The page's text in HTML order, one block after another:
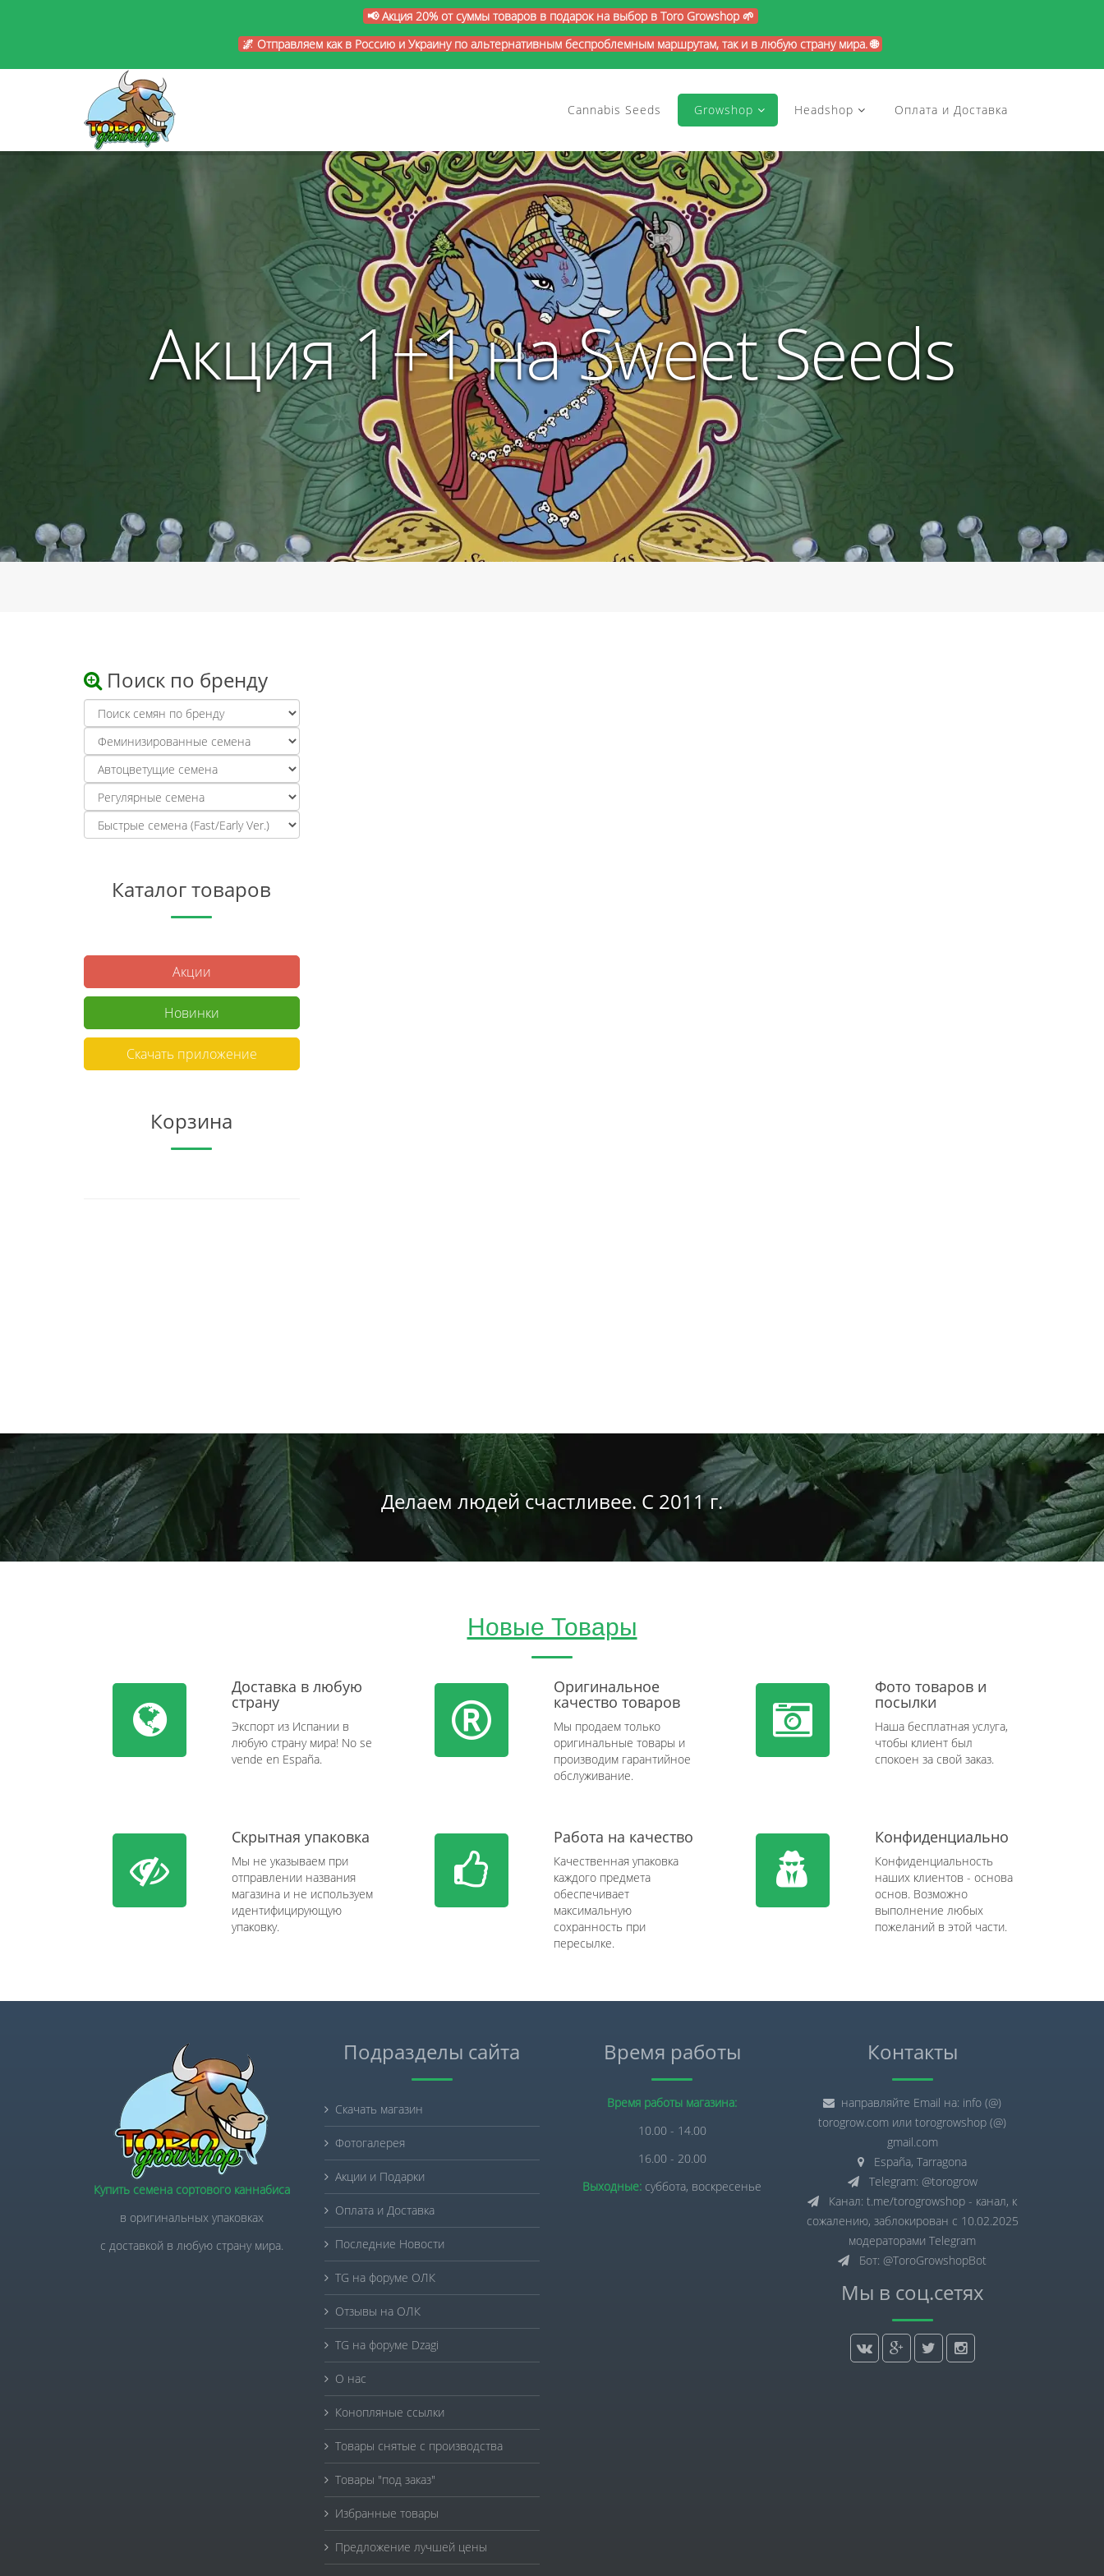
📢 Акция 20% от суммы товаров в подарок на выбор в Toro Growshop 🌱
🌌 Отправляем как в Россию и Украину по альтернативным беспроблемным маршрутам, так и в любую страну мира. 🌐
Cannabis Seeds Growshop Headshop Оплата и Доставка
Акция 1+1 на Sweet Seeds
Поиск по бренду
Каталог товаров
Акции
Новинки
Скачать приложение
Корзина
Делаем людей счастливее. С 2011 г.
Новые Товары
Доставка в любую
страну
Экспорт из Испании в
любую страну мира! No se
vende en España.
Оригинальное
качество товаров
Мы продаем только
оригинальные товары и
производим гарантийное
обслуживание.
Фото товаров и
посылки
Наша бесплатная услуга,
чтобы клиент был
спокоен за свой заказ.
Скрытная упаковка
Мы не указываем при
отправлении названия
магазина и не используем
идентифицирующую
упаковку.
Работа на качество
Качественная упаковка
каждого предмета
обеспечивает
максимальную
сохранность при
пересылке.
Конфиденциально
Конфиденциальность
наших клиентов - основа
основ. Возможно
выполнение любых
пожеланий в этой части.
Купить семена сортового каннабиса
в оригинальных упаковках
с доставкой в любую страну мира.
Подразделы сайта
Скачать магазин
Фотогалерея
Акции и Подарки
Оплата и Доставка
Последние Новости
TG на форуме ОЛК
Отзывы на ОЛК
TG на форуме Dzagi
О нас
Конопляные ссылки
Товары снятые с производства
Товары "под заказ"
Избранные товары
Предложение лучшей цены
Время работы
Время работы магазина:
10.00 - 14.00
16.00 - 20.00
Выходные: суббота, воскресенье
Контакты
направляйте Email на: info (@)
torogrow.com или torogrowshop (@)
gmail.com
España, Tarragona
Telegram: @torogrow
Канал: t.me/torogrowshop - канал, к
сожалению, заблокирован с 10.02.2025
модераторами Telegram
Бот: @ToroGrowshopBot
Мы в соц.сетях